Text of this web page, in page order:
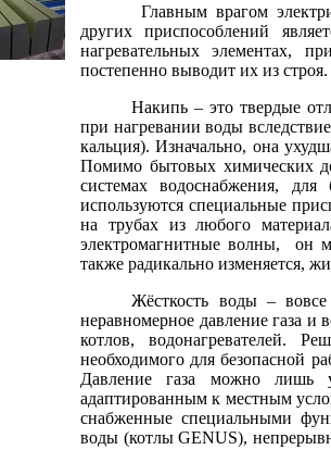
Главным врагом
других приспособлений
нагревательных элементах,
постепенно выводит их из строя.
Накипь – это твердые
при нагревании воды
кальция). Изначально, она
Помимо бытовых химических
системах водоснабжения,
используются специальные
на трубах из любого
электромагнитные волны, он
также радикально изменяется,
Жёсткость воды –
неравномерное давление газа и
котлов, водонагревателей.
необходимого для безопасной
Давление газа можно лишь
адаптированным к местным
снабженные специальными
воды (котлы GENUS),